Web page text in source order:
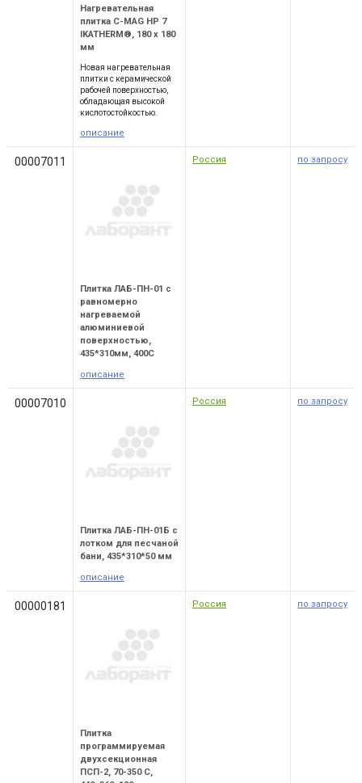
Нагревательная
плитка C-MAG HP 7
IKATHERM®, 180 x 180
мм
Новая нагревательная
плитки с керамической
рабочей поверхностью,
обладающая высокой
кислотостойкостью.
описание
00007011
Плитка ЛАБ-ПН-01 с
равномерно
нагреваемой
алюминиевой
поверхностью,
435*310мм, 400С
описание
Россия по запросу
00007010
Плитка ЛАБ-ПН-01Б с
лотком для песчаной
бани, 435*310*50 мм
описание
Россия по запросу
00000181
Плитка
программируемая
двухсекционная
ПСП-2, 70-350 С,
Россия по запросу